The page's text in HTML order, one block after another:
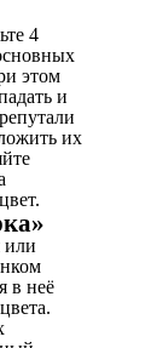
4
этом
и
их
или
в неё